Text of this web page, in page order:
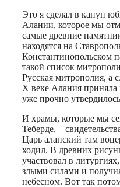
Это я сделал в канун
Алании, которое мы
самые древние
находятся на
Константинопольском
такой список
Русская митрополия, а
X веке Алания
уже прочно
И храмы, которые мы
Теберде, –
Царь аланский там
ходил. В древних
участвовал в
злыми силами и
небесном. Вот так